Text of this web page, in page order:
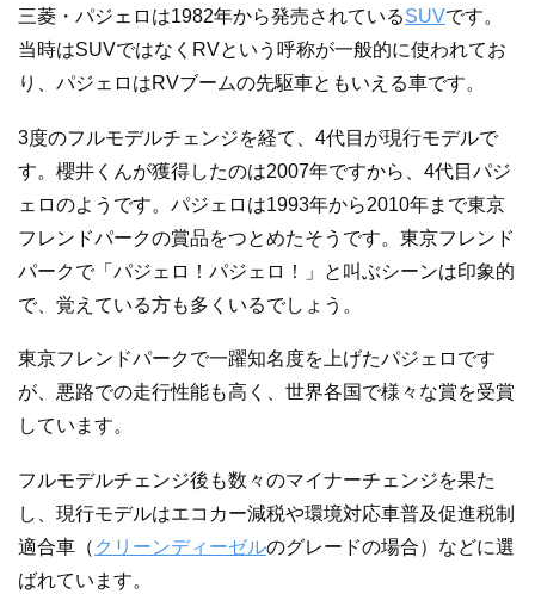
三菱・パジェロは1982年から発売されているSUVです。
当時はSUVではなくRVという呼称が一般的に使われてお
り、パジェロはRVブームの先駆車ともいえる車です。
3度のフルモデルチェンジを経て、4代目が現行モデルで
す。櫻井くんが獲得したのは2007年ですから、4代目パジ
ェロのようです。パジェロは1993年から2010年まで東京
フレンドパークの賞品をつとめたそうです。東京フレンド
パークで「パジェロ！パジェロ！」と叫ぶシーンは印象的
で、覚えている方も多くいるでしょう。
東京フレンドパークで一躍知名度を上げたパジェロです
が、悪路での走行性能も高く、世界各国で様々な賞を受賞
しています。
フルモデルチェンジ後も数々のマイナーチェンジを果た
し、現行モデルはエコカー減税や環境対応車普及促進税制
適合車（ クリーンディーゼルのグレードの場合）などに選
ばれています。